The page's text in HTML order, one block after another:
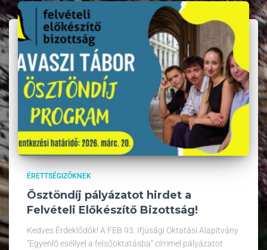
ÉRETTSÉGIZŐKNEK
Ösztöndíj pályázatot hirdet a
Felvételi Előkészítő Bizottság!
Kedves Érdeklődők! A FEB 93. Ifjúsági Oktatási Alapítvány
“Egyenlő eséllyel a felsőoktatásba” címmel pályázatot